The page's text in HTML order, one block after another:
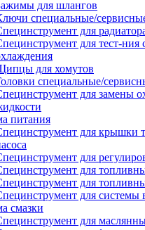
для шлангов
специальные/
для
для тест-ния
для хомутов
специальные/
для замены
питания
для крышки
для
для
для
для системы
смазки
для